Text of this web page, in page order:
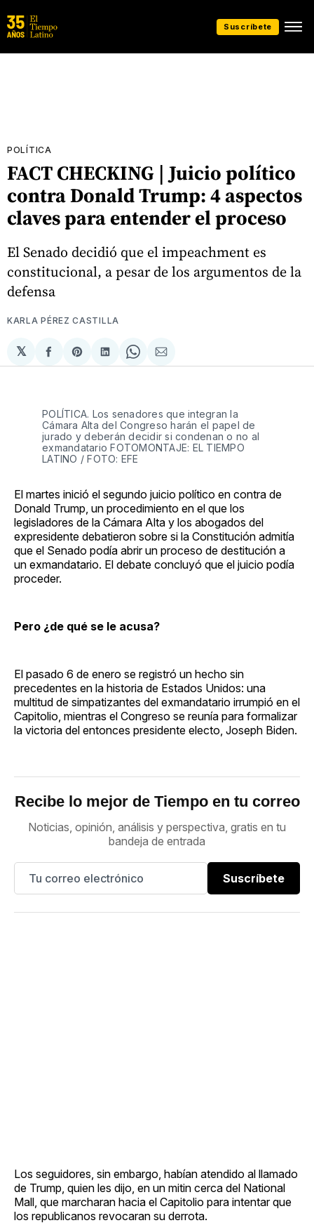
Suscríbete
POLÍTICA
FACT CHECKING | Juicio político
contra Donald Trump: 4 aspectos
claves para entender el proceso
El Senado decidió que el impeachment es
constitucional, a pesar de los argumentos de la
defensa
KARLA PÉREZ CASTILLA
𝕏
Compartir
en
Share
on
Compartir
en
Share
on
Compartir
via
POLÍTICA. Los senadores que integran la
Cámara Alta del Congreso harán el papel de
jurado y deberán decidir si condenan o no al
exmandatario FOTOMONTAJE: EL TIEMPO
LATINO / FOTO: EFE
El martes inició el segundo juicio político en contra de
Donald Trump, un procedimiento en el que los
legisladores de la Cámara Alta y los abogados del
expresidente debatieron sobre si la Constitución admitía
que el Senado podía abrir un proceso de destitución a
un exmandatario. El debate concluyó que el juicio podía
proceder.
Pero ¿de qué se le acusa?
El pasado 6 de enero se registró un hecho sin
precedentes en la historia de Estados Unidos: una
multitud de simpatizantes del exmandatario irrumpió en el
Capitolio, mientras el Congreso se reunía para formalizar
la victoria del entonces presidente electo, Joseph Biden.
Recibe lo mejor de Tiempo en tu correo
Noticias, opinión, análisis y perspectiva, gratis en tu
bandeja de entrada
Suscríbete
Los seguidores, sin embargo, habían atendido al llamado
de Trump, quien les dijo, en un mitin cerca del National
Mall, que marcharan hacia el Capitolio para intentar que
los republicanos revocaran su derrota.